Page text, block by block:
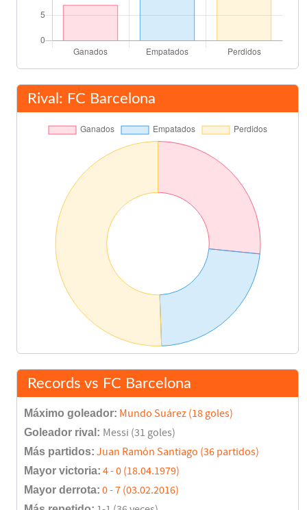
Rival: FC Barcelona
Records vs FC Barcelona
Máximo goleador: Mundo Suárez (18 goles)
Goleador rival: Messi (31 goles)
Más partidos: Juan Ramón Santiago (36 partidos)
Mayor victoria: 4 - 0 (18.04.1979)
Mayor derrota: 0 - 7 (03.02.2016)